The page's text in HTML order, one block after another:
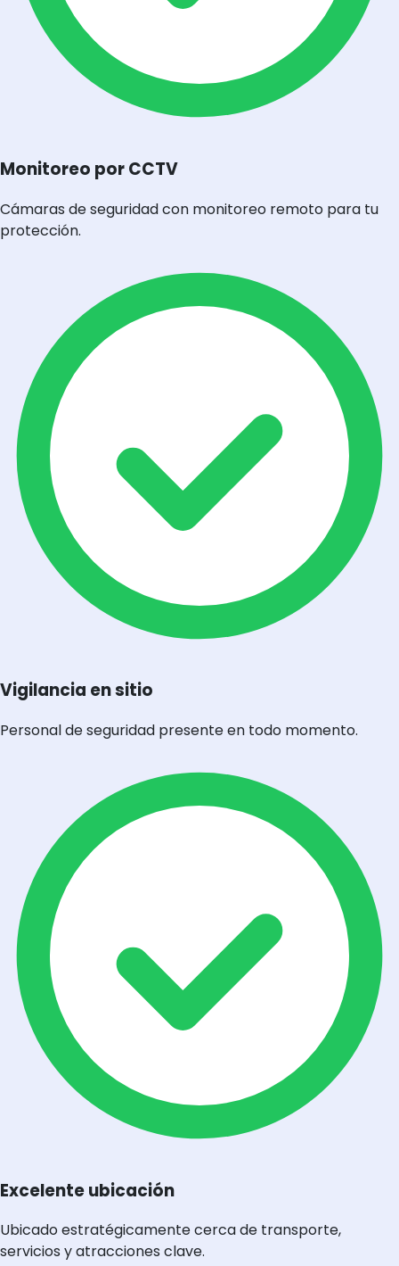
Monitoreo por CCTV
Cámaras de seguridad con monitoreo remoto para tu
protección.
Vigilancia en sitio
Personal de seguridad presente en todo momento.
Excelente ubicación
Ubicado estratégicamente cerca de transporte,
servicios y atracciones clave.